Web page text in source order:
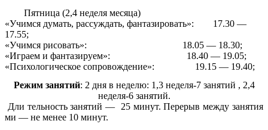
Пятница (2,4 неделя месяца)
«Учимся думать, рассуждать, фантазировать»: 17.30 —
17.55;
«Учимся рисовать»: 18.05 — 18.30;
«Играем и фантазируем»: 18.40 — 19.05;
«Психологическое сопровождение»: 19.15 — 19.40;
Режим занятий: 2 дня в неделю: 1,3 неделя-7 занятий , 2,4
неделя-6 занятий.
Дли тельность занятий — 25 минут. Перерыв между занятия
ми — не менее 10 минут.